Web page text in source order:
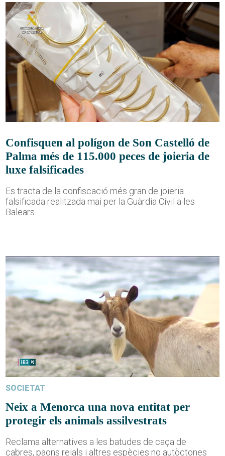
Confisquen al polígon de Son Castelló de
Palma més de 115.000 peces de joieria de
luxe falsificades
Es tracta de la confiscació més gran de joieria
falsificada realitzada mai per la Guàrdia Civil a les
Balears
SOCIETAT
Neix a Menorca una nova entitat per
protegir els animals assilvestrats
Reclama alternatives a les batudes de caça de
cabres, paons reials i altres espècies no autòctones